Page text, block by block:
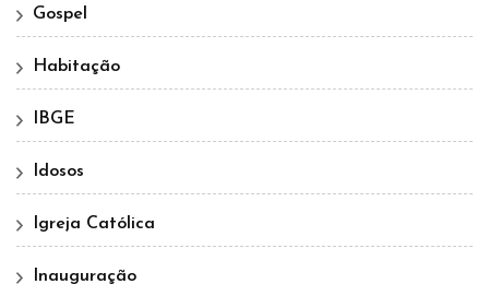
Gospel
Habitação
IBGE
Idosos
Igreja Católica
Inauguração